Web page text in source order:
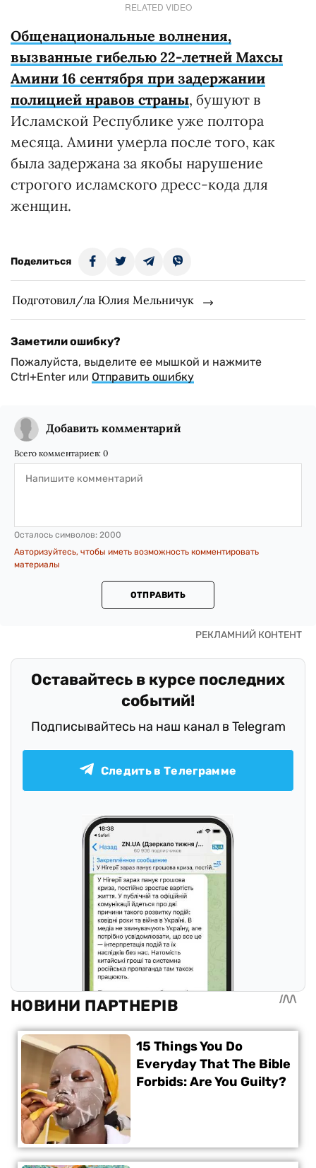
RELATED VIDEO
Общенациональные волнения,
вызванные гибелью 22-летней Махсы
Амини 16 сентября при задержании
полицией нравов страны, бушуют в
Исламской Республике уже полтора
месяца. Амини умерла после того, как
была задержана за якобы нарушение
строгого исламского дресс-кода для
женщин.
Поделиться
Подготовил/ла Юлия Мельничук
Заметили ошибку?
Пожалуйста, выделите ее мышкой и нажмите
Ctrl+Enter или Отправить ошибку
Добавить комментарий
Всего комментариев: 0
Осталось символов: 2000
Авторизуйтесь, чтобы иметь возможность комментировать
материалы
ОТПРАВИТЬ
Оставайтесь в курсе последних
событий!
Подписывайтесь на наш канал в Telegram
Следить в Телеграмме